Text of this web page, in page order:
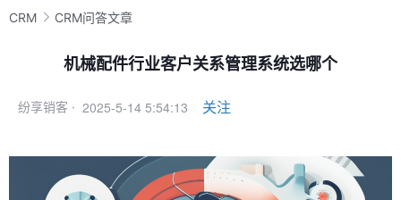
CRM CRM问答文章
机械配件行业客户关系管理系统选哪个
纷享销客 · 2025-5-14 5:54:13 关注